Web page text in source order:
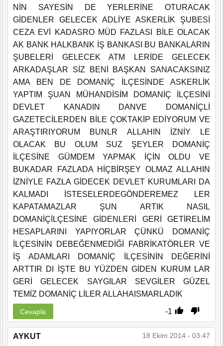
NİN SAYESİN DE YERLERİNE OTURACAK
GİDENLER GELECEK ADLİYE ASKERLİK ŞUBESİ
CEZA EVİ KADASRO MÜD FAZLASI BİLE OLACAK
AK BANK HALKBANK İŞ BANKASI BU BANKALARIN
ŞUBELERİ GELECEK ATM LERİDE GELECEK
ARKADAŞLAR SİZ BENİ BAŞKAN SANACAKSINIZ
AMA BEN DE DOMANİÇ İLÇESİNDE ASKERLİK
YAPTIM ŞUAN MÜHANDİSİM DOMANİÇ İLÇESİNİ
DEVLET KANADIN DANVE DOMANİÇLİ
GAZETECİLERDEN BİLE ÇOKTAKİP EDİYORUM VE
ARAŞTIRIYORUM BUNLR ALLAHIN İZNİY LE
OLACAK BU OLUM SUZ ŞEYLER DOMANİÇ
İLÇESİNE GÜMDEM YAPMAK İÇİN OLDU VE
BUKADAR FAZLADA HİÇBİRŞEY OLMAZ ALLAHIN
İZNİYLE FAZLA GİDECEK DEVLET KURUMLARI DA
KALMADI İSTESELERDEGÖNDEREMEZ LER
KAPATAMAZLAR ŞUN ARTIK NASIL
DOMANİÇİLÇESİNE GİDENLERİ GERİ GETİRELİM
HESAPLARINI YAPIYORLAR ÇÜNKÜ DOMANİÇ
İLÇESİNİN DEBEĞENMEDİĞİ FABRİKATÖRLER VE
İŞ ADAMLARI DOMANİÇ İLÇESİNİN DEĞERİNİ
ARTTIR DI İŞTE BU YÜZDEN GİDEN KURUM LAR
GERİ GELECEK SAYGILAR SEVGİLER GÜZEL
TEMİZ DOMANİÇ LİLER ALLAHAISMARLADIK
-1
Cevapla
AYKUT 18 Ekim 2014 - 03:47